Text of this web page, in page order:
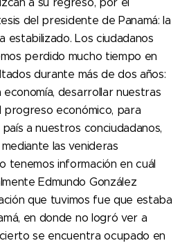
del presidente de Panamá: la
estabilizado. Los ciudadanos
perdido mucho tiempo en
durante más de dos años:
desarrollar nuestras
económico, para
a nuestros conciudadanos,
las venideras
tenemos información en cuál
Edmundo González
que tuvimos fue que estaba
en donde no logró ver a
se encuentra ocupado en